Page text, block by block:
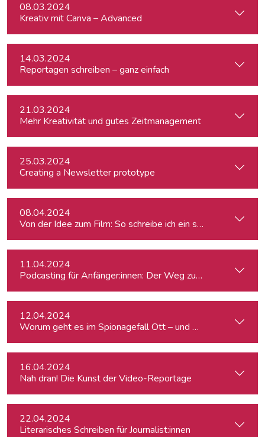
08.03.2024
Kreativ mit Canva – Advanced
14.03.2024
Reportagen schreiben – ganz einfach
21.03.2024
Mehr Kreativität und gutes Zeitmanagement
25.03.2024
Creating a Newsletter prototype
08.04.2024
Von der Idee zum Film: So schreibe ich ein schlüssiges
11.04.2024
Podcasting für Anfänger:innen: Der Weg zum eigenen
12.04.2024
Worum geht es im Spionagefall Ott – und wie reagiert die
16.04.2024
Nah dran! Die Kunst der Video-Reportage
22.04.2024
Literarisches Schreiben für Journalist:innen